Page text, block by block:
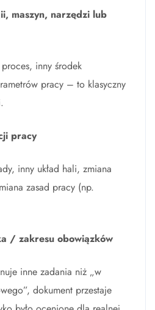
maszyn, narzędzi lub
inny środek
pracy – to klasyczny
pracy
inny układ hali, zmiana
zasad pracy (np.
/ zakresu obowiązków
inne zadania niż „w
dokument przestaje